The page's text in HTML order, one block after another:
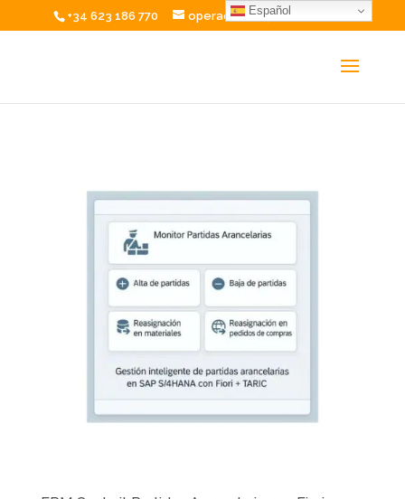
+34 623 186 770 operaciones@excelium.net
Español